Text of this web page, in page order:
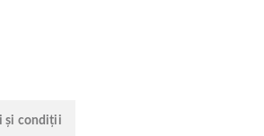
și condiții